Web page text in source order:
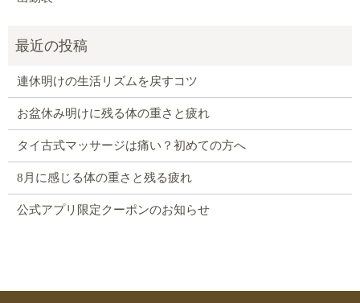
連休明けの生活リズムを戻すコツ
お盆休み明けに残る体の重さと疲れ
タイ古式マッサージは痛い？初めての方へ
8月に感じる体の重さと残る疲れ
公式アプリ限定クーポンのお知らせ